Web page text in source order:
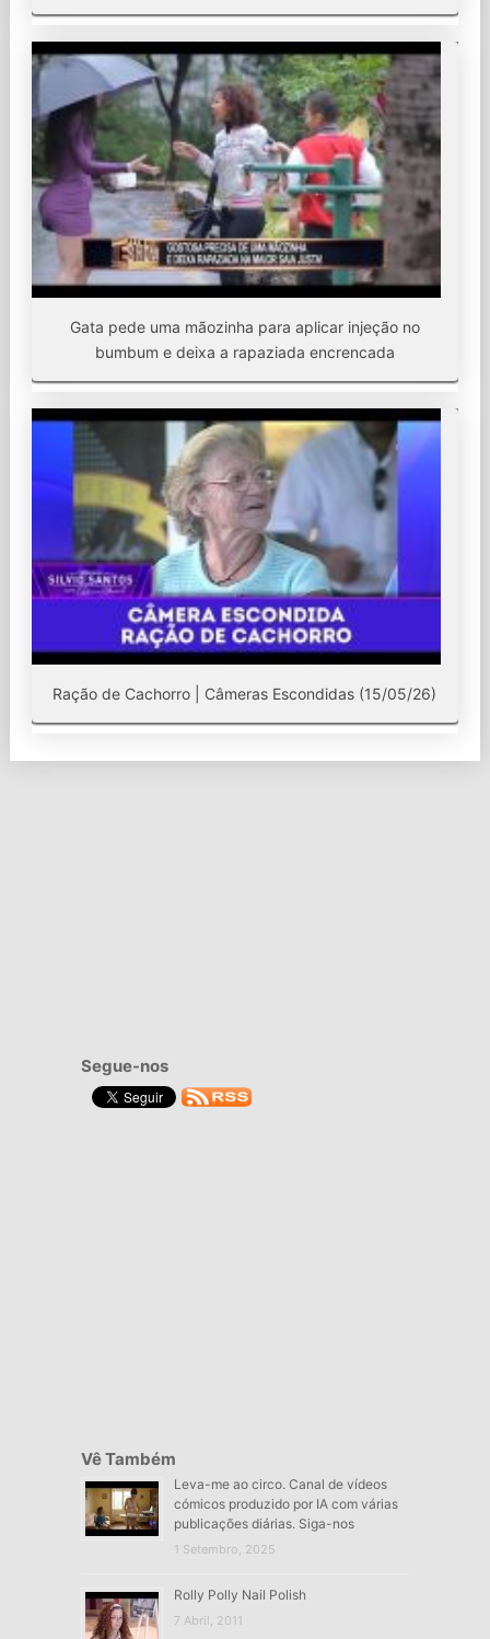
Gata pede uma mãozinha para aplicar injeção no
bumbum e deixa a rapaziada encrencada
Ração de Cachorro | Câmeras Escondidas (15/05/26)
Segue-nos
Vê Também
Leva-me ao circo. Canal de vídeos
cómicos produzido por IA com várias
publicações diárias. Siga-nos
1 Setembro, 2025
Rolly Polly Nail Polish
7 Abril, 2011